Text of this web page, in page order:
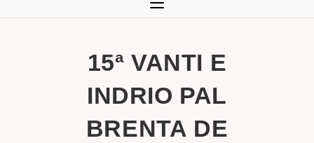
al
15ª VANTI E
INDRIO PAL
BRENTA DE